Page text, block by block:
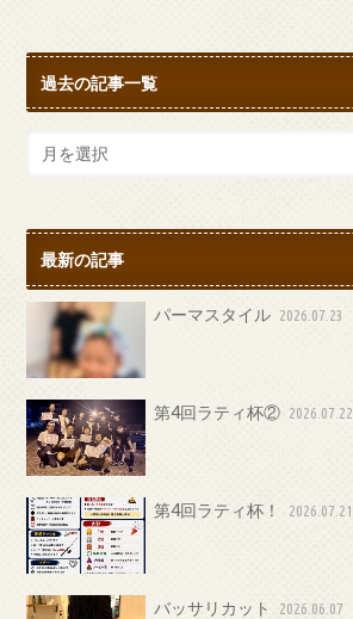
過去の記事一覧
最新の記事
パーマスタイル 2026.07.23
第4回ラティ杯② 2026.07.22
第4回ラティ杯！ 2026.07.21
バッサリカット 2026.06.07